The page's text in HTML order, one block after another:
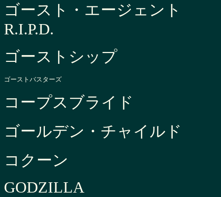
ゴースト・エージェント
R.I.P.D.
ゴーストシップ
ゴーストバスターズ
コープスブライド
ゴールデン・チャイルド
コクーン
GODZILLA